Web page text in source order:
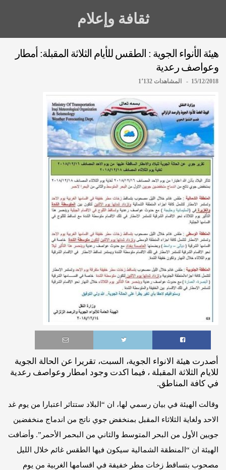
ثقافة وإعلام
هيئة الأنواء الجوية : الطقس للأيام الثلاثة المقبلة: أمطار
وعواصف رعدية
15/12/2018 - المشاهدات 1٬132
أصدرت هيئة الانواء الجوية، السبت، تقريرا عن الحالة الجوية
للايام الثلاثة المقبلة ، فيما اكدت وجود امطار وعواصف رعدية
في كافة المناطق.
وقالت الهيئة في بيان رسمي لها، ان “البلاد ستتاثر اعتبارا من يوم غد
الاحد ولغاية الثلاثاء المقبل بمنخفض جوي ناتج من اندماج منخفضين
جويين الأول من البحر المتوسط والثاني من البحمر الأحمر”. وأضافت
الهيئة ان “المنطقة الشمالية سيكون فيها الطقس غائم خلال الليل
مصحوب بتساقط زخات مطر خفيفة في اقسامها الغربية من يوم